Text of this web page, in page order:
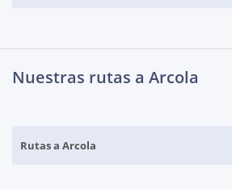
Nuestras rutas a Arcola
Rutas a Arcola